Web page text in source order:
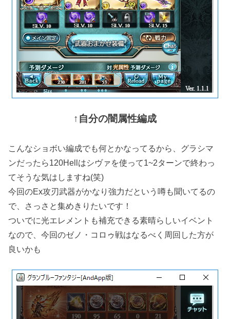
↑自分の闇属性編成
こんなショボい編成でも何とかなってるから、グラシマ
ンだったら120Hellはシヴァを使って1~2ターンで終わっ
てそうな気はしますね(笑)
今回のEx攻刃武器がかなり強力だという噂も聞いてるの
で、さっさと集めきりたいです！
ついでに光エレメントも補充できる素晴らしいイベント
なので、今回のゼノ・コロゥ戦はなるべく周回した方が
良いかも